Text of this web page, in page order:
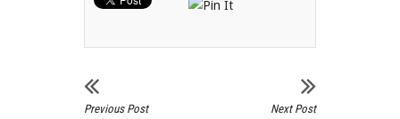
Previous Post Next Post